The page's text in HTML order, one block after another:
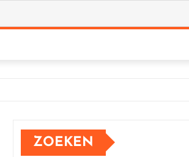
ZOEKEN